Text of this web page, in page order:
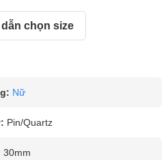
chọn size
Nữ
Pin/Quartz
30mm